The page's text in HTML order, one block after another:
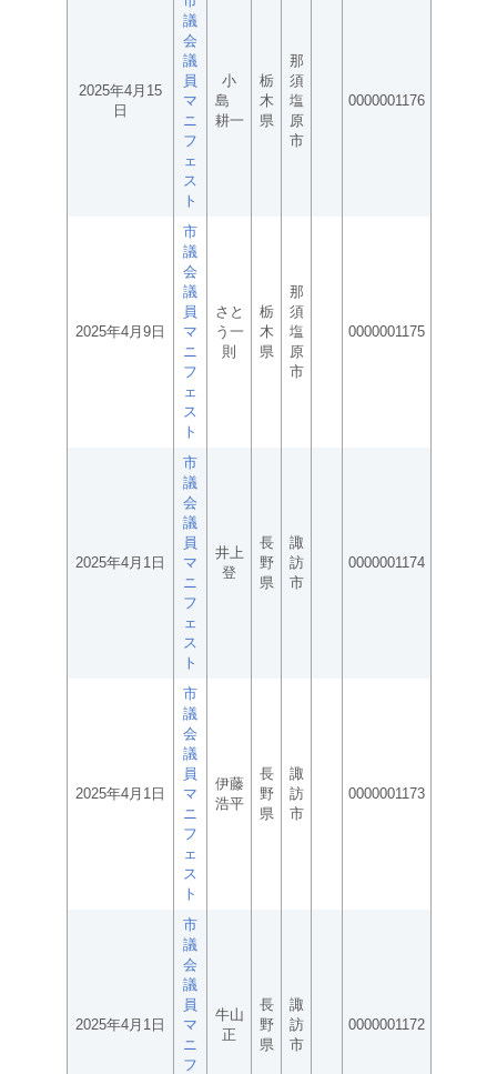
2025年4月15
日
議
会
議
員
マ
ニ
フ
ェ
ス
ト
小
島
耕一
栃
木
県
那
須
塩
原
市
0000001176
2025年4月9日
市
議
会
議
員
マ
ニ
フ
ェ
ス
ト
さと
う一
則
栃
木
県
那
須
塩
原
市
0000001175
2025年4月1日
市
議
会
議
員
マ
ニ
フ
ェ
ス
ト
井上
登
長
野
県
諏
訪
市
0000001174
2025年4月1日
市
議
会
議
員
マ
ニ
フ
ェ
ス
ト
伊藤
浩平
長
野
県
諏
訪
市
0000001173
2025年4月1日
市
議
会
議
員
マ
ニ
フ
牛山
正
長
野
県
諏
訪
市
0000001172